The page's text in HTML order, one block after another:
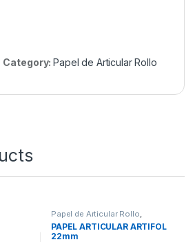
Category:Papel de Articular Rollo
Papel de Articular Rollo
PROTESIS
PAPEL ARTICULAR ARTIFOL
22mm